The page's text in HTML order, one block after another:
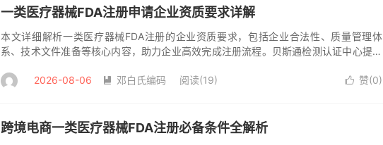
一类医疗器械FDA注册申请企业资质要求详解
本文详细解析一类医疗器械FDA注册的企业资质要求，包括企业合法性、质量管理体
系、技术文件准备等核心内容，助力企业高效完成注册流程。贝斯通检测认证中心提供
企业进入...
 赞(0)
2026-08-06  邓白氏编码 阅读(19)
跨境电商一类医疗器械FDA注册必备条件全解析